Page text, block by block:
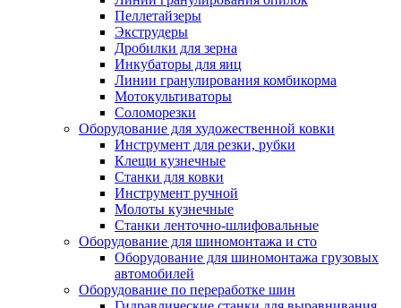
Пеллетайзеры
Экструдеры
Дробилки для зерна
Инкубаторы для яиц
Линии гранулирования комбикорма
Мотокультиваторы
Соломорезки
Оборудование для художественной ковки
Инструмент для резки, рубки
Клещи кузнечные
Станки для ковки
Инструмент ручной
Молоты кузнечные
Станки ленточно-шлифовальные
Оборудование для шиномонтажа и сто
Оборудование для шиномонтажа грузовых
автомобилей
Оборудование по переработке шин